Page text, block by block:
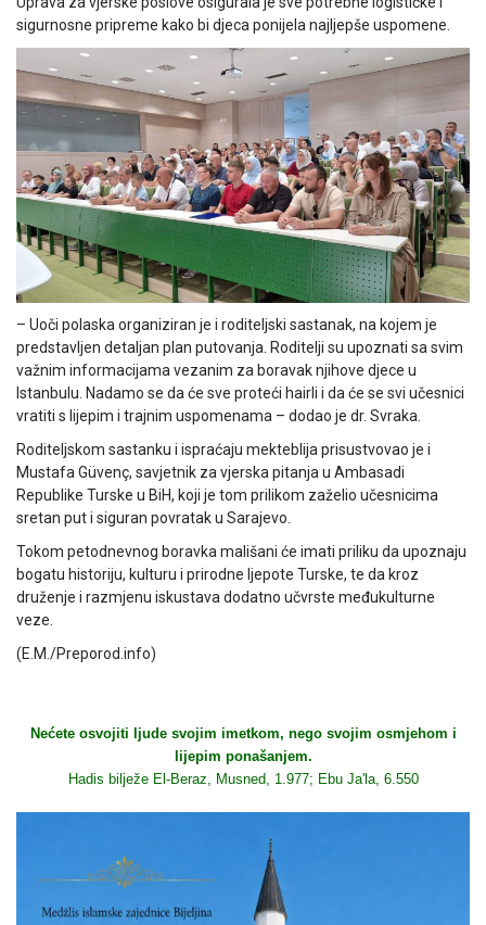
sigurnosne pripreme kako bi djeca ponijela najljepše uspomene.
– Uoči polaska organiziran je i roditeljski sastanak, na kojem je
predstavljen detaljan plan putovanja. Roditelji su upoznati sa svim
važnim informacijama vezanim za boravak njihove djece u
Istanbulu. Nadamo se da će sve proteći hairli i da će se svi učesnici
vratiti s lijepim i trajnim uspomenama – dodao je dr. Svraka.
Roditeljskom sastanku i ispraćaju mekteblija prisustvovao je i
Mustafa Güvenç, savjetnik za vjerska pitanja u Ambasadi
Republike Turske u BiH, koji je tom prilikom zaželio učesnicima
sretan put i siguran povratak u Sarajevo.
Tokom petodnevnog boravka mališani će imati priliku da upoznaju
bogatu historiju, kulturu i prirodne ljepote Turske, te da kroz
druženje i razmjenu iskustava dodatno učvrste međukulturne
veze.
(E.M./Preporod.info)
Nećete osvojiti ljude svojim imetkom, nego svojim osmjehom i
lijepim ponašanjem.
Hadis bilježe El-Beraz, Musned, 1.977; Ebu Ja'la, 6.550